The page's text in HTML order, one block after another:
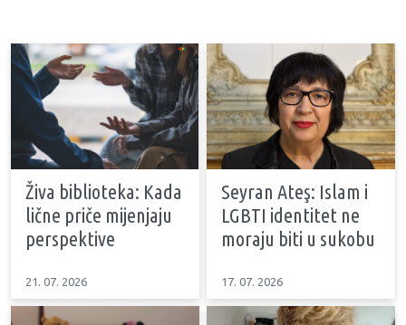
Živa biblioteka: Kada
lične priče mijenjaju
perspektive
21. 07. 2026
Seyran Ateş: Islam i
LGBTI identitet ne
moraju biti u sukobu
17. 07. 2026